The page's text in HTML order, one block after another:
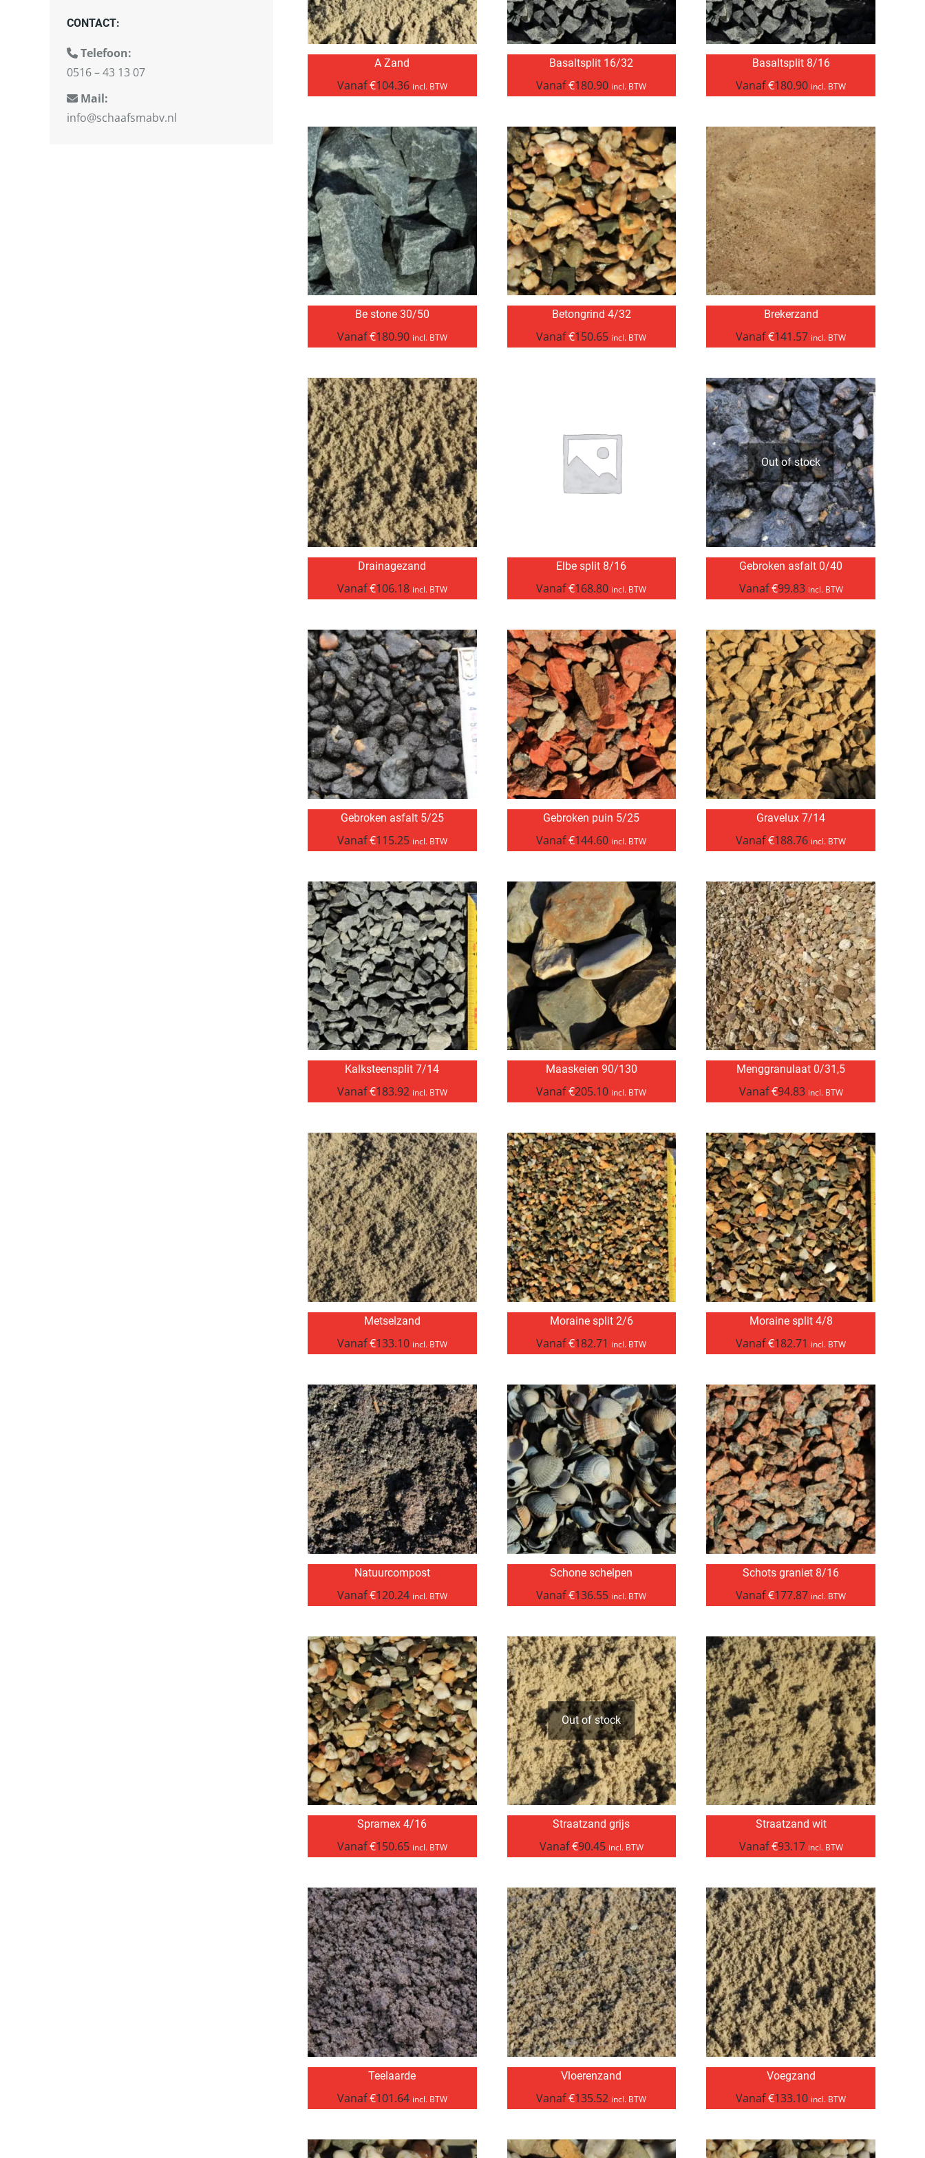
A Zand
Vanaf€104.36 incl. BTW
Basaltsplit 16/32
Vanaf€180.90 incl. BTW
Basaltsplit 8/16
Vanaf€180.90 incl. BTW
Be stone 30/50
Vanaf€180.90 incl. BTW
Betongrind 4/32
Vanaf€150.65 incl. BTW
Brekerzand
Vanaf€141.57 incl. BTW
Drainagezand
Vanaf€106.18 incl. BTW
Elbe split 8/16
Vanaf€168.80 incl. BTW
Out of stock
Gebroken asfalt 0/40
Vanaf€99.83 incl. BTW
Gebroken asfalt 5/25
Vanaf€115.25 incl. BTW
Gebroken puin 5/25
Vanaf€144.60 incl. BTW
Gravelux 7/14
Vanaf€188.76 incl. BTW
Kalksteensplit 7/14
Vanaf€183.92 incl. BTW
Maaskeien 90/130
Vanaf€205.10 incl. BTW
Menggranulaat 0/31,5
Vanaf€94.83 incl. BTW
Metselzand
Vanaf€133.10 incl. BTW
Moraine split 2/6
Vanaf€182.71 incl. BTW
Moraine split 4/8
Vanaf€182.71 incl. BTW
Natuurcompost
Vanaf€120.24 incl. BTW
Schone schelpen
Vanaf€136.55 incl. BTW
Schots graniet 8/16
Vanaf€177.87 incl. BTW
Spramex 4/16
Vanaf€150.65 incl. BTW
Out of stock
Straatzand grijs
Vanaf€90.45 incl. BTW
Straatzand wit
Vanaf€93.17 incl. BTW
Teelaarde
Vanaf€101.64 incl. BTW
Vloerenzand
Vanaf€135.52 incl. BTW
Voegzand
Vanaf€133.10 incl. BTW
CONTACT:
Telefoon:
0516 – 43 13 07
Mail:
info@schaafsmabv.nl